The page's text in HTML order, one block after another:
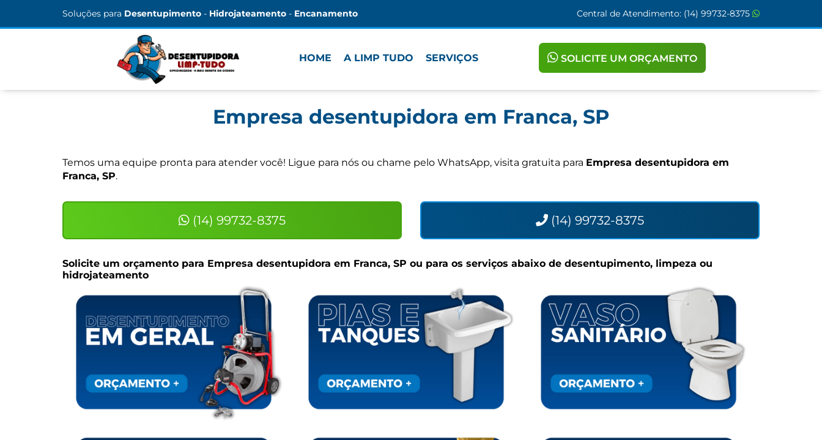
Soluções para Desentupimento - Hidrojateamento - Encanamento Central de Atendimento: (14) 99732-8375
HOME A LIMP TUDO SERVIÇOS SOLICITE UM ORÇAMENTO
Empresa desentupidora em Franca, SP
Temos uma equipe pronta para atender você! Ligue para nós ou chame pelo WhatsApp, visita gratuita para Empresa desentupidora em
Franca, SP.
(14) 99732-8375 (14) 99732-8375
Solicite um orçamento para Empresa desentupidora em Franca, SP ou para os serviços abaixo de desentupimento, limpeza ou
hidrojateamento